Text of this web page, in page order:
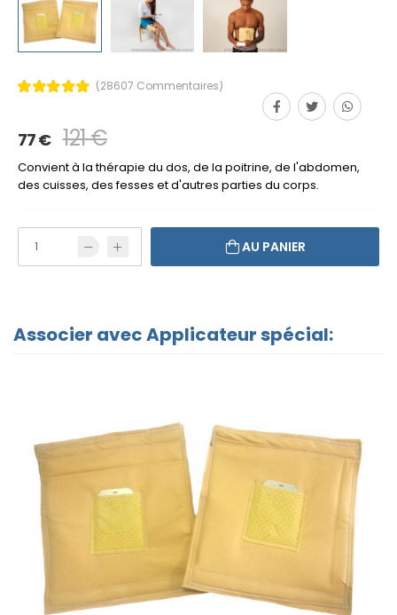
(28607 Commentaires)
77 € 121 €
Convient à la thérapie du dos, de la poitrine, de l'abdomen,
des cuisses, des fesses et d'autres parties du corps.
AU PANIER
Associer avec Applicateur spécial: